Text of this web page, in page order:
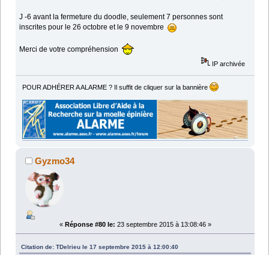
J -6 avant la fermeture du doodle, seulement 7 personnes sont
inscrites pour le 26 octobre et le 9 novembre
Merci de votre compréhension
IP archivée
POUR ADHÉRER A ALARME ? Il suffit de cliquer sur la bannière
Gyzmo34
« Réponse #80 le: 23 septembre 2015 à 13:08:46 »
Citation de: TDelrieu le 17 septembre 2015 à 12:00:40